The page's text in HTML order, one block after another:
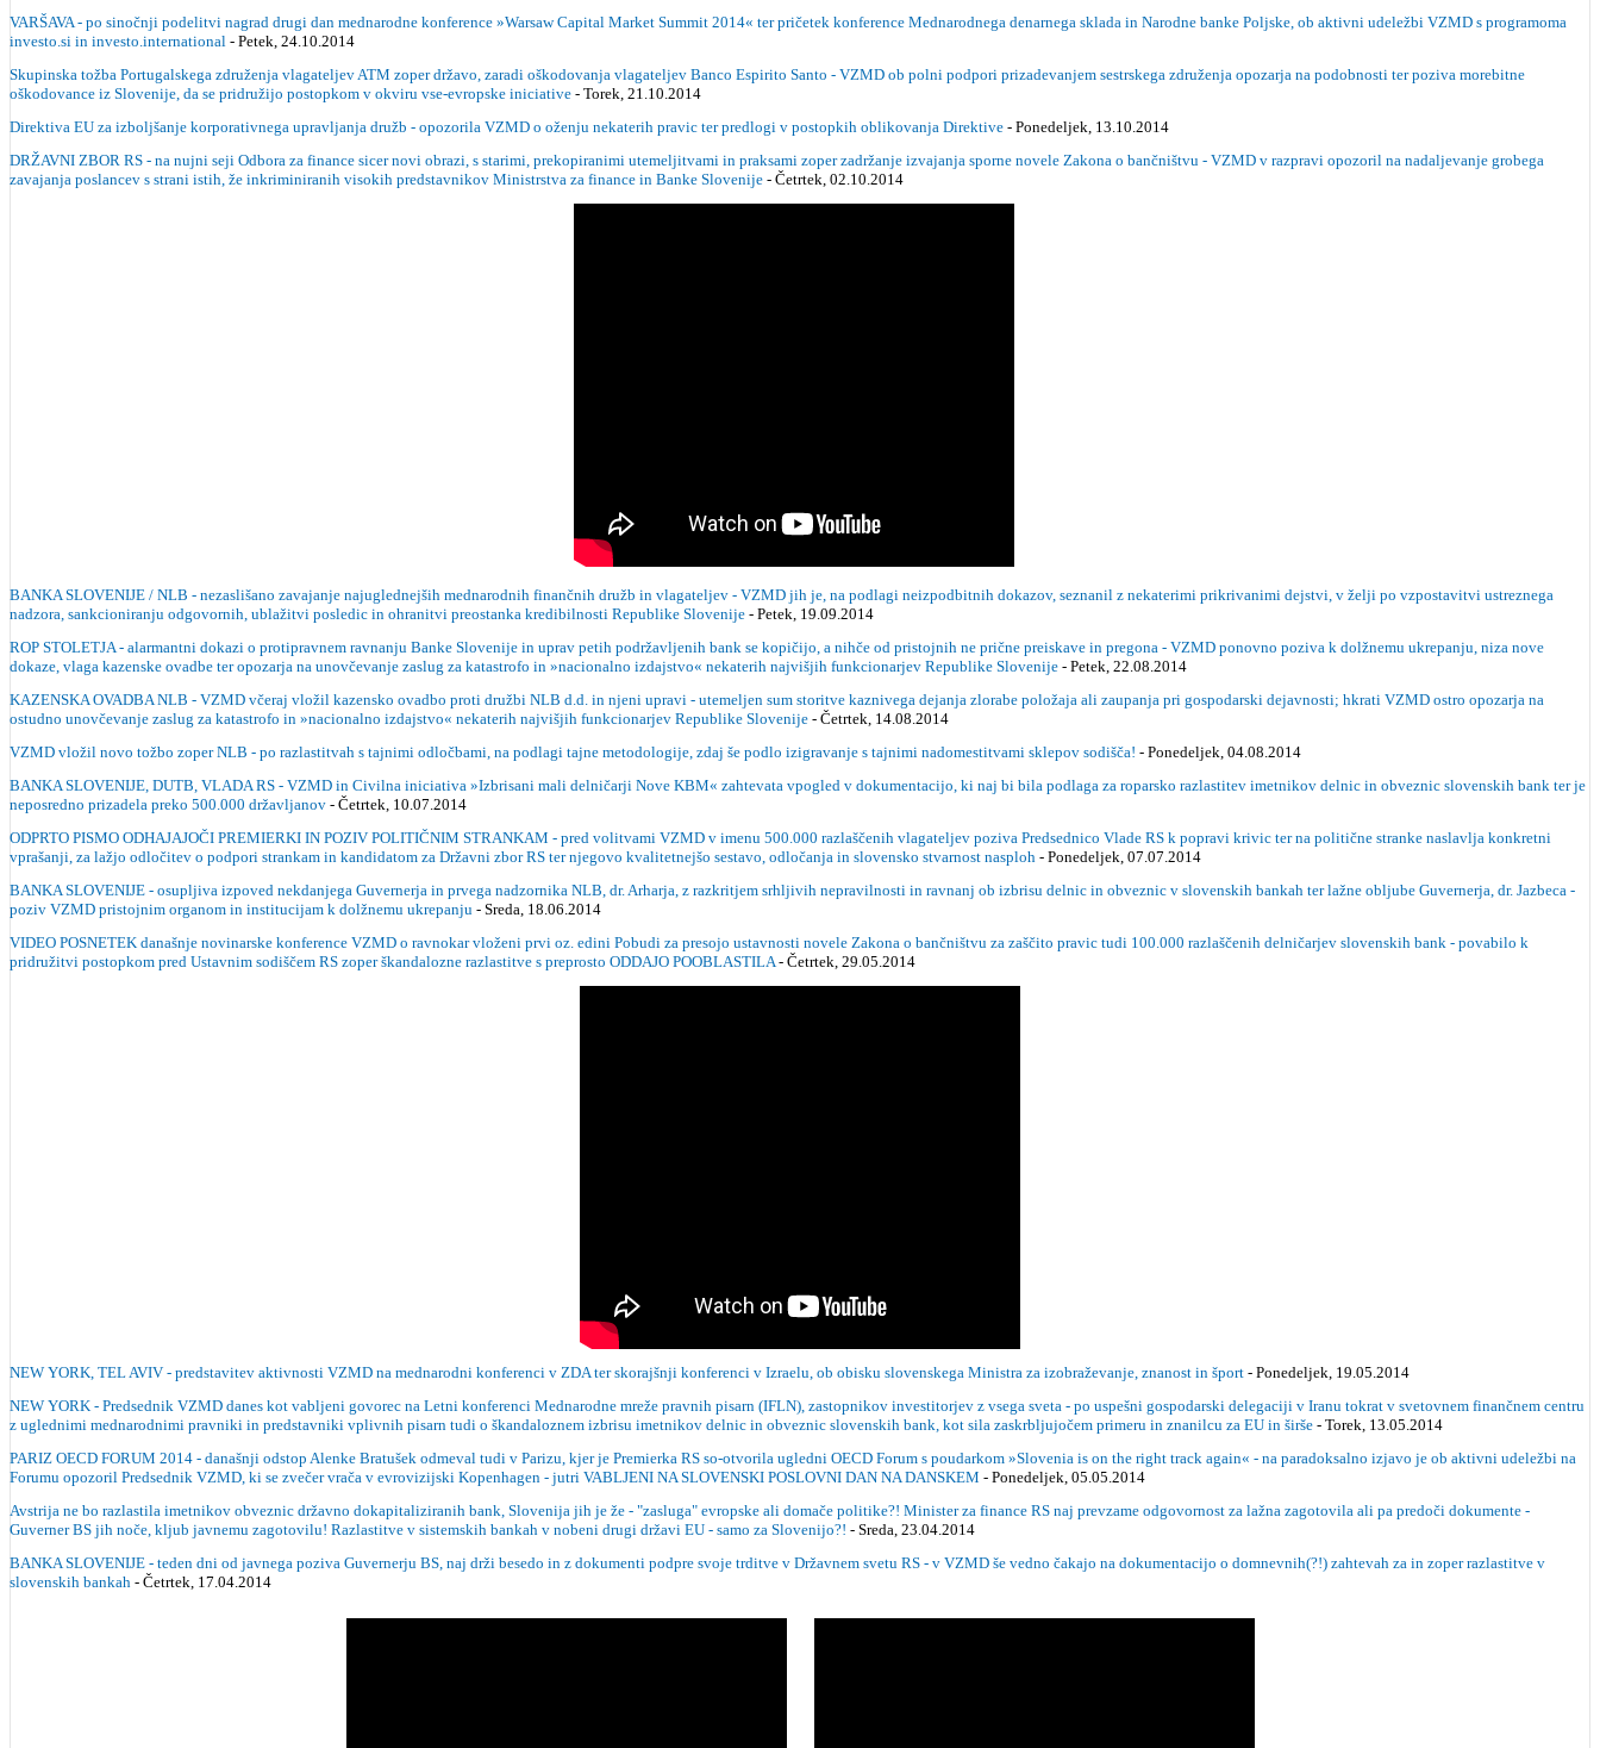
VARŠAVA - po sinočnji podelitvi nagrad drugi dan mednarodne konference »Warsaw Capital Market Summit 2014« ter pričetek konference Mednarodnega denarnega sklada in Narodne banke Poljske, ob aktivni udeležbi VZMD s programoma
investo.si in investo.international - Petek, 24.10.2014
Skupinska tožba Portugalskega združenja vlagateljev ATM zoper državo, zaradi oškodovanja vlagateljev Banco Espirito Santo - VZMD ob polni podpori prizadevanjem sestrskega združenja opozarja na podobnosti ter poziva morebitne
oškodovance iz Slovenije, da se pridružijo postopkom v okviru vse-evropske iniciative - Torek, 21.10.2014
Direktiva EU za izboljšanje korporativnega upravljanja družb - opozorila VZMD o oženju nekaterih pravic ter predlogi v postopkih oblikovanja Direktive - Ponedeljek, 13.10.2014
DRŽAVNI ZBOR RS - na nujni seji Odbora za finance sicer novi obrazi, s starimi, prekopiranimi utemeljitvami in praksami zoper zadržanje izvajanja sporne novele Zakona o bančništvu - VZMD v razpravi opozoril na nadaljevanje grobega
zavajanja poslancev s strani istih, že inkriminiranih visokih predstavnikov Ministrstva za finance in Banke Slovenije - Četrtek, 02.10.2014
BANKA SLOVENIJE / NLB - nezaslišano zavajanje najuglednejših mednarodnih finančnih družb in vlagateljev - VZMD jih je, na podlagi neizpodbitnih dokazov, seznanil z nekaterimi prikrivanimi dejstvi, v želji po vzpostavitvi ustreznega
nadzora, sankcioniranju odgovornih, ublažitvi posledic in ohranitvi preostanka kredibilnosti Republike Slovenije - Petek, 19.09.2014
ROP STOLETJA - alarmantni dokazi o protipravnem ravnanju Banke Slovenije in uprav petih podržavljenih bank se kopičijo, a nihče od pristojnih ne prične preiskave in pregona - VZMD ponovno poziva k dolžnemu ukrepanju, niza nove
dokaze, vlaga kazenske ovadbe ter opozarja na unovčevanje zaslug za katastrofo in »nacionalno izdajstvo« nekaterih najvišjih funkcionarjev Republike Slovenije - Petek, 22.08.2014
KAZENSKA OVADBA NLB - VZMD včeraj vložil kazensko ovadbo proti družbi NLB d.d. in njeni upravi - utemeljen sum storitve kaznivega dejanja zlorabe položaja ali zaupanja pri gospodarski dejavnosti; hkrati VZMD ostro opozarja na
ostudno unovčevanje zaslug za katastrofo in »nacionalno izdajstvo« nekaterih najvišjih funkcionarjev Republike Slovenije - Četrtek, 14.08.2014
VZMD vložil novo tožbo zoper NLB - po razlastitvah s tajnimi odločbami, na podlagi tajne metodologije, zdaj še podlo izigravanje s tajnimi nadomestitvami sklepov sodišča! - Ponedeljek, 04.08.2014
BANKA SLOVENIJE, DUTB, VLADA RS - VZMD in Civilna iniciativa »Izbrisani mali delničarji Nove KBM« zahtevata vpogled v dokumentacijo, ki naj bi bila podlaga za roparsko razlastitev imetnikov delnic in obveznic slovenskih bank ter je
neposredno prizadela preko 500.000 državljanov - Četrtek, 10.07.2014
ODPRTO PISMO ODHAJAJOČI PREMIERKI IN POZIV POLITIČNIM STRANKAM - pred volitvami VZMD v imenu 500.000 razlaščenih vlagateljev poziva Predsednico Vlade RS k popravi krivic ter na politične stranke naslavlja konkretni
vprašanji, za lažjo odločitev o podpori strankam in kandidatom za Državni zbor RS ter njegovo kvalitetnejšo sestavo, odločanja in slovensko stvarnost nasploh - Ponedeljek, 07.07.2014
BANKA SLOVENIJE - osupljiva izpoved nekdanjega Guvernerja in prvega nadzornika NLB, dr. Arharja, z razkritjem srhljivih nepravilnosti in ravnanj ob izbrisu delnic in obveznic v slovenskih bankah ter lažne obljube Guvernerja, dr. Jazbeca -
poziv VZMD pristojnim organom in institucijam k dolžnemu ukrepanju - Sreda, 18.06.2014
VIDEO POSNETEK današnje novinarske konference VZMD o ravnokar vloženi prvi oz. edini Pobudi za presojo ustavnosti novele Zakona o bančništvu za zaščito pravic tudi 100.000 razlaščenih delničarjev slovenskih bank - povabilo k
pridružitvi postopkom pred Ustavnim sodiščem RS zoper škandalozne razlastitve s preprosto ODDAJO POOBLASTILA- Četrtek, 29.05.2014
NEW YORK, TEL AVIV - predstavitev aktivnosti VZMD na mednarodni konferenci v ZDA ter skorajšnji konferenci v Izraelu, ob obisku slovenskega Ministra za izobraževanje, znanost in šport - Ponedeljek, 19.05.2014
NEW YORK - Predsednik VZMD danes kot vabljeni govorec na Letni konferenci Mednarodne mreže pravnih pisarn (IFLN), zastopnikov investitorjev z vsega sveta - po uspešni gospodarski delegaciji v Iranu tokrat v svetovnem finančnem centru
z uglednimi mednarodnimi pravniki in predstavniki vplivnih pisarn tudi o škandaloznem izbrisu imetnikov delnic in obveznic slovenskih bank, kot sila zaskrbljujočem primeru in znanilcu za EU in širše - Torek, 13.05.2014
PARIZ OECD FORUM 2014 - današnji odstop Alenke Bratušek odmeval tudi v Parizu, kjer je Premierka RS so-otvorila ugledni OECD Forum s poudarkom »Slovenia is on the right track again« - na paradoksalno izjavo je ob aktivni udeležbi na
Forumu opozoril Predsednik VZMD, ki se zvečer vrača v evrovizijski Kopenhagen - jutri VABLJENI NA SLOVENSKI POSLOVNI DAN NA DANSKEM - Ponedeljek, 05.05.2014
Avstrija ne bo razlastila imetnikov obveznic državno dokapitaliziranih bank, Slovenija jih je že - "zasluga" evropske ali domače politike?! Minister za finance RS naj prevzame odgovornost za lažna zagotovila ali pa predoči dokumente -
Guverner BS jih noče, kljub javnemu zagotovilu! Razlastitve v sistemskih bankah v nobeni drugi državi EU - samo za Slovenijo?! - Sreda, 23.04.2014
BANKA SLOVENIJE - teden dni od javnega poziva Guvernerju BS, naj drži besedo in z dokumenti podpre svoje trditve v Državnem svetu RS - v VZMD še vedno čakajo na dokumentacijo o domnevnih(?!) zahtevah za in zoper razlastitve v
slovenskih bankah - Četrtek, 17.04.2014